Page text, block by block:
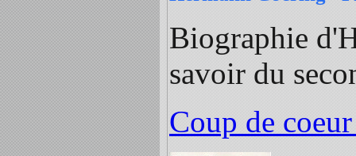
Biographie
savoir du
Coup de